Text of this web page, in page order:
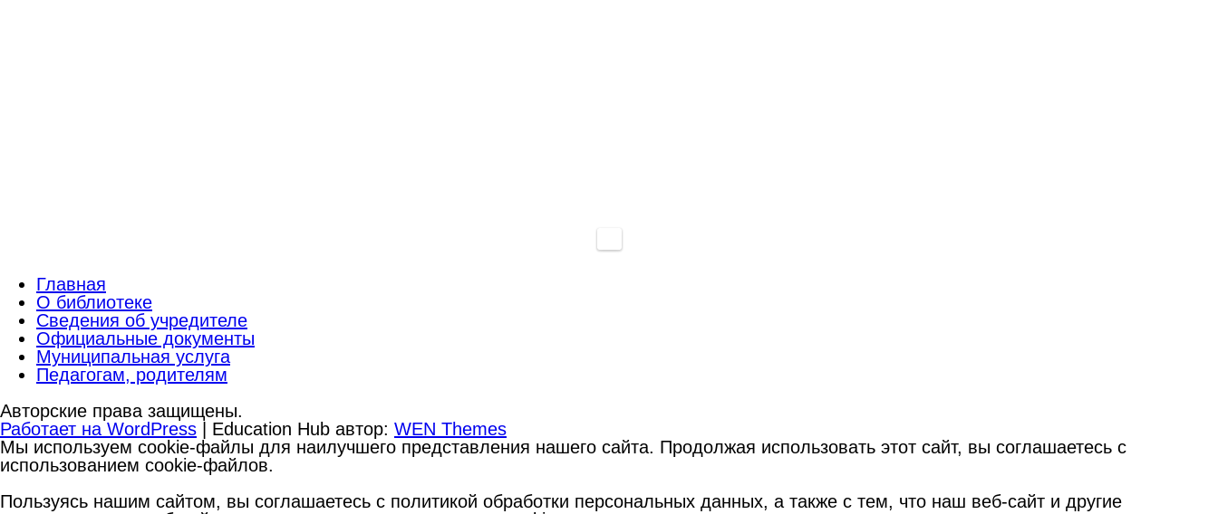
Главная
О библиотеке
Сведения об учредителе
Официальные документы
Муниципальная услуга
Педагогам, родителям
Авторские права защищены.
Работает на WordPress | Education Hub автор: WEN Themes
Мы используем cookie-файлы для наилучшего представления нашего сайта. Продолжая использовать этот сайт, вы соглашаетесь с
использованием cookie-файлов.
Пользуясь нашим сайтом, вы соглашаетесь с политикой обработки персональных данных, а также с тем, что наш веб-сайт и другие